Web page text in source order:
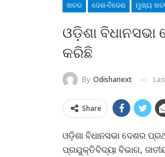
ଖବର ଦେଶ-ବିଦେଶ ମୁଖ୍ୟ
ଓଡ଼ିଶା
କରିଛି
By Odishanext
Share
ଓଡ଼ିଶା ବିଧାନସଭା ଦେଶର
ପ୍ରଯୁକ୍ତିବିଦ୍ୟା ବିଭାଗ,